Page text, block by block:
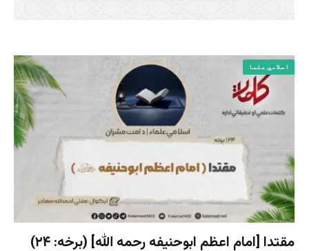
اسلامي علما
مقتدا [امام اعظم ابوحنیفه رحمه الله‎] (برخه: ۲۴)